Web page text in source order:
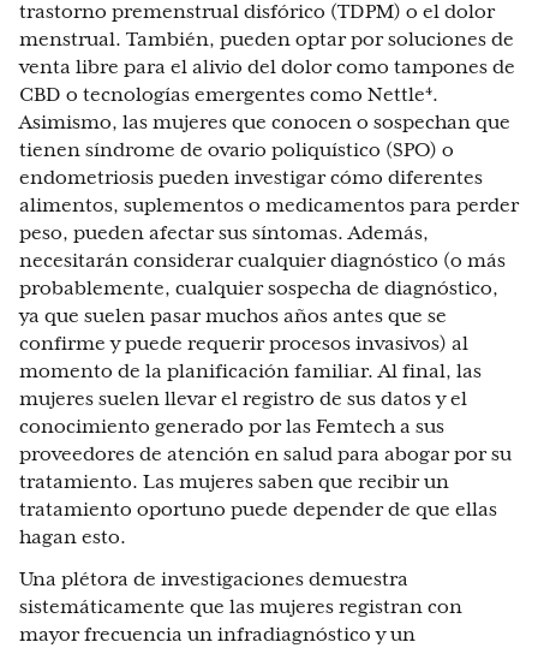
trastorno premenstrual disfórico (TDPM) o el dolor
menstrual. También, pueden optar por soluciones de
venta libre para el alivio del dolor como tampones de
CBD o tecnologías emergentes como Nettle⁴.
Asimismo, las mujeres que conocen o sospechan que
tienen síndrome de ovario poliquístico (SPO) o
endometriosis pueden investigar cómo diferentes
alimentos, suplementos o medicamentos para perder
peso, pueden afectar sus síntomas. Además,
necesitarán considerar cualquier diagnóstico (o más
probablemente, cualquier sospecha de diagnóstico,
ya que suelen pasar muchos años antes que se
confirme y puede requerir procesos invasivos) al
momento de la planificación familiar. Al final, las
mujeres suelen llevar el registro de sus datos y el
conocimiento generado por las Femtech a sus
proveedores de atención en salud para abogar por su
tratamiento. Las mujeres saben que recibir un
tratamiento oportuno puede depender de que ellas
hagan esto.
Una plétora de investigaciones demuestra
sistemáticamente que las mujeres registran con
mayor frecuencia un infradiagnóstico y un